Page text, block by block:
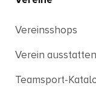
Vereinsshops
Verein ausstatten
Teamsport-